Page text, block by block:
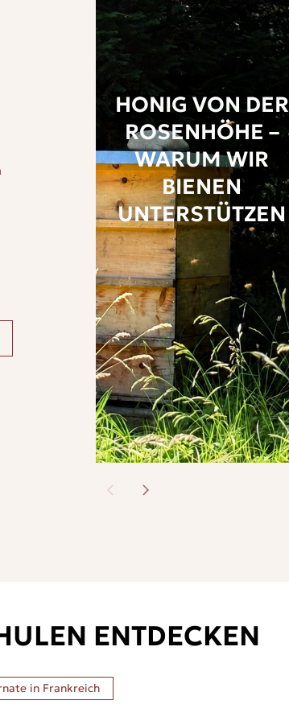
HONIG VON DER
ROSENHÖHE –
WARUM WIR
BIENEN
UNTERSTÜTZEN
ENTDECKEN
in Frankreich